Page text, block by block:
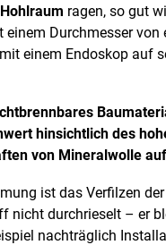
Hohlraum ragen, so gut
einem Durchmesser
einem Endoskop auf
hinsichtlich des
von Mineralwolle
ist das Verfilzen der
nicht durchrieselt – er
nachträglich